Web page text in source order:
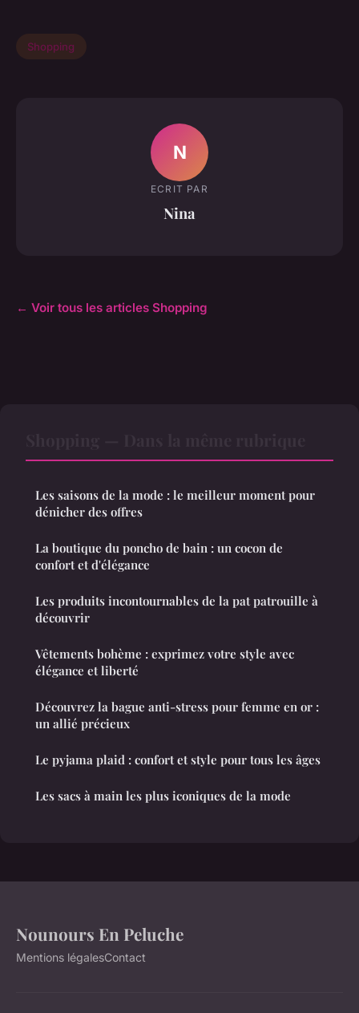
Shopping
N
ECRIT PAR
Nina
← Voir tous les articles Shopping
Les saisons de la mode : le meilleur moment pour
dénicher des offres
La boutique du poncho de bain : un cocon de
confort et d'élégance
Les produits incontournables de la pat patrouille à
découvrir
Vêtements bohème : exprimez votre style avec
élégance et liberté
Découvrez la bague anti-stress pour femme en or :
un allié précieux
Le pyjama plaid : confort et style pour tous les âges
Les sacs à main les plus iconiques de la mode
Nounours En Peluche
Mentions légalesContact